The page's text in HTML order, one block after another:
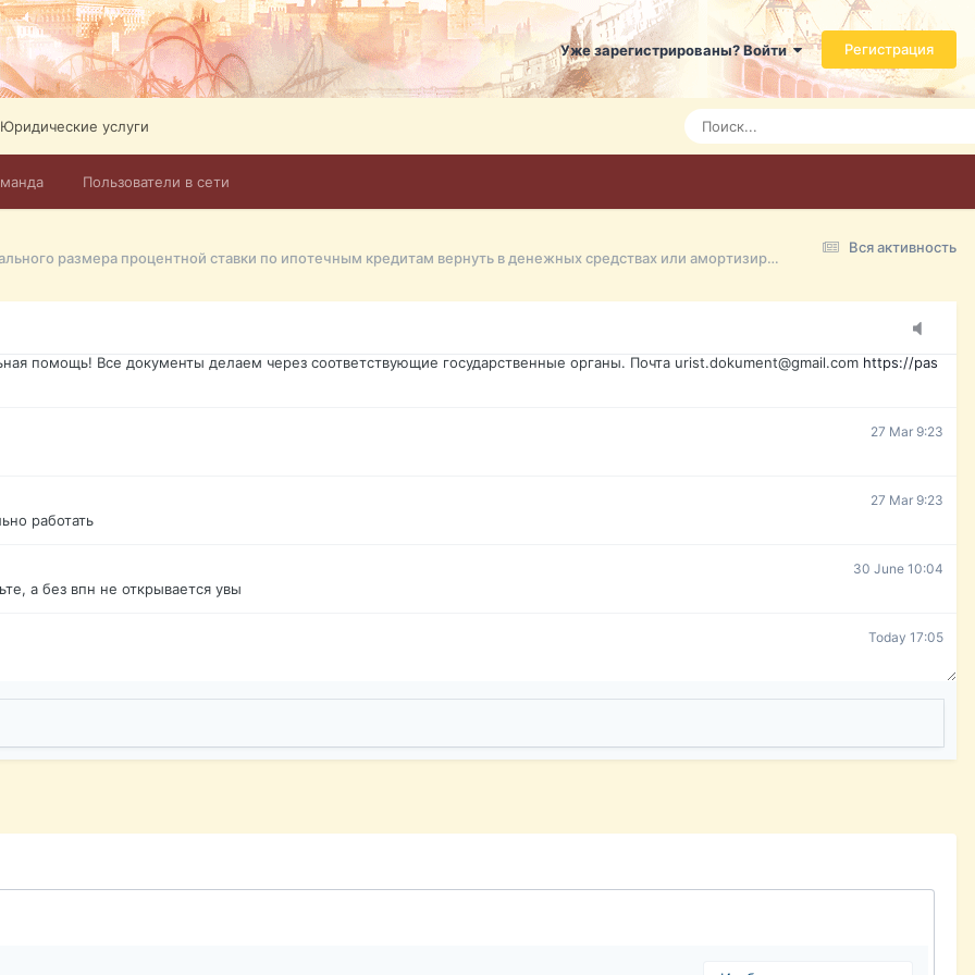
Уже зарегистрированы? Войти Регистрация
Пользователи в сети
Юридические услуги
Вся активность
Как выгодно сделать, чтобы вернуть больше от пересчета минимального размера процентной ставки по ипотечным кредитам вернуть в денежных средствах или амортизировать ипотеку?
каналов + запись архив на каналы. Великобритания, новости, кино, музыка, познавательные, детские, развлекательные,
Абонемент на 4 тв всего 12,5 Евро в месяц! Легко настроить справится даже ребенок. Быстрое оформление договора с
+972-526-384-339
7 Mar 3:21
форума?т из э
15 Mar 16:47
помощь! Все документы делаем через соответствующие государственные органы. Почта urist.dokument@gmail.com https://pas
27 Mar 9:23
27 Mar 9:23
работать
30 June 10:04
а без впн не открывается увы
Today 17:05